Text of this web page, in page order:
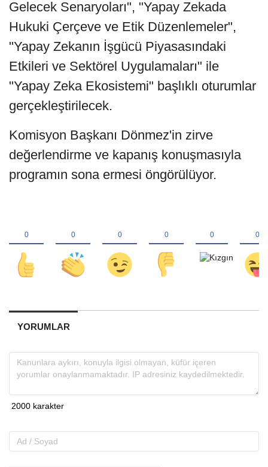
Gelecek Senaryoları", "Yapay Zekada
Hukuki Çerçeve ve Etik Düzenlemeler",
"Yapay Zekanın İşgücü Piyasasındaki
Etkileri ve Sektörel Uygulamaları" ile
"Yapay Zeka Ekosistemi" başlıklı oturumlar
gerçekleştirilecek.
Komisyon Başkanı Dönmez'in zirve
değerlendirme ve kapanış konuşmasıyla
programın sona ermesi öngörülüyor.
YORUMLAR